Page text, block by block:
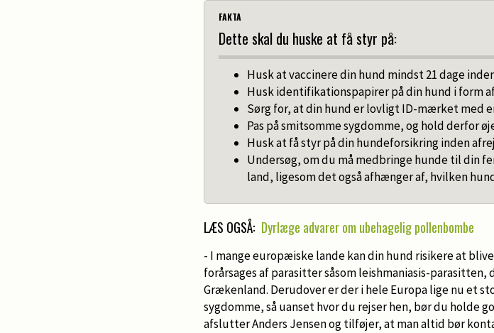
FAKTA
Dette skal du huske at få styr på:
Husk at vaccinere din hund mindst 21 dage
Husk identifikationspapirer på din hund i form
Sørg for, at din hund er lovligt ID-mærket med
Pas på smitsomme sygdomme, og hold derfor
Husk at få styr på din hundeforsikring inden
Undersøg, om du må medbringe hunde til din
land, ligesom det også afhænger af, hvilken
LÆS OGSÅ: Dyrlæge advarer om ubehagelig pollenbombe
- I mange europæiske lande kan din hund risikere at
forårsages af parasitter såsom leishmaniasis-
Grækenland. Derudover er der i hele Europa lige nu et
sygdomme, så uanset hvor du rejser hen, bør du holde
afslutter Anders Jensen og tilføjer, at man altid bør